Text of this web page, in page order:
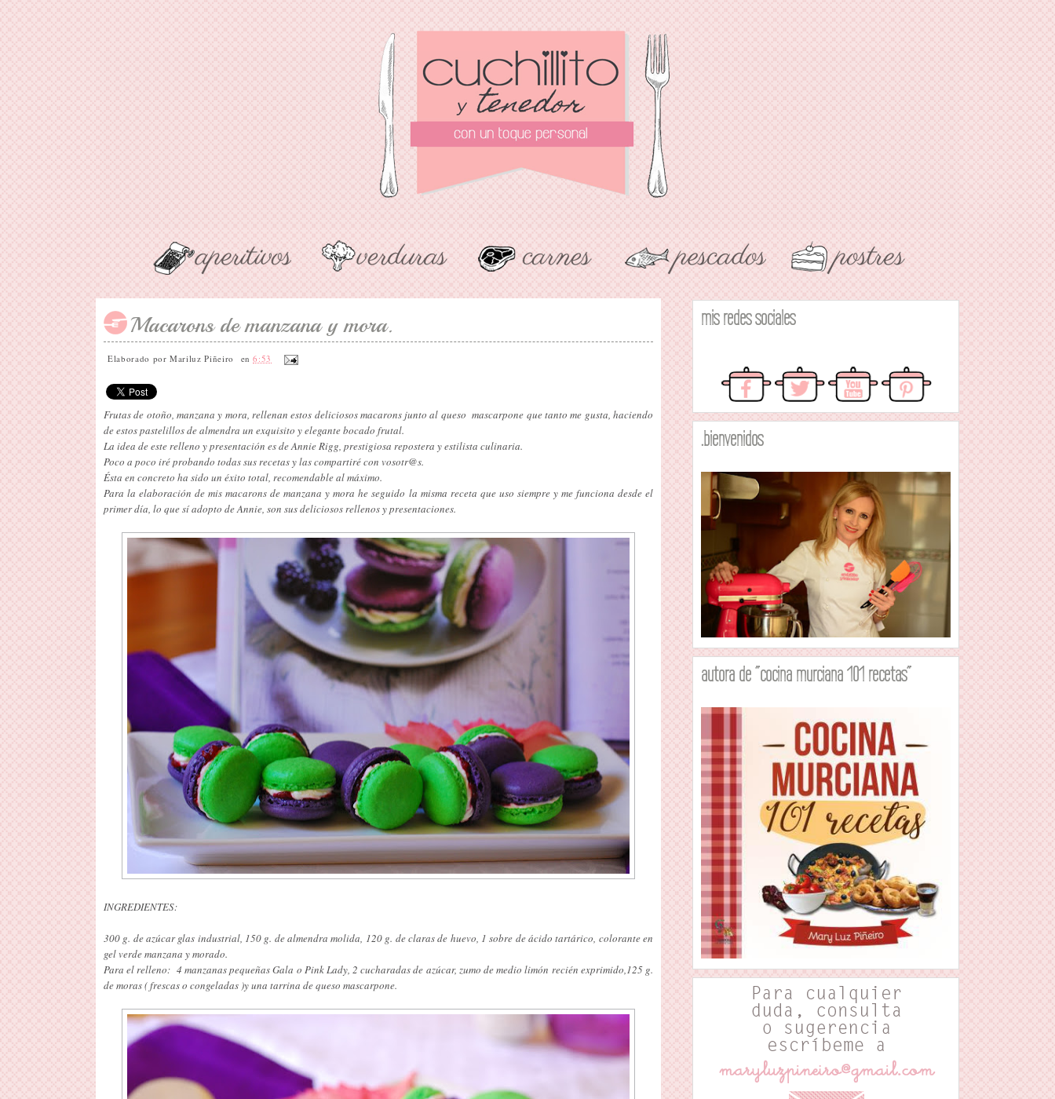
Macarons de manzana y mora.
Elaborado porMariluz Piñeiro en6:53
Frutas de otoño, manzana y mora, rellenan estos deliciosos macarons junto al queso mascarpone que tanto me gusta, haciendo
de estos pastelillos de almendra un exquisito y elegante bocado frutal.
La idea de este relleno y presentación es de Annie Rigg, prestigiosa repostera y estilista culinaria.
Poco a poco iré probando todas sus recetas y las compartiré con vosotr@s.
Ésta en concreto ha sido un éxito total, recomendable al máximo.
Para la elaboración de mis macarons de manzana y mora he seguido la misma receta que uso siempre y me funciona desde el
primer día, lo que sí adopto de Annie, son sus deliciosos rellenos y presentaciones.
INGREDIENTES:
300 g. de azúcar glas industrial, 150 g. de almendra molida, 120 g. de claras de huevo, 1 sobre de ácido tartárico, colorante en
gel verde manzana y morado.
Para el relleno: 4 manzanas pequeñas Gala o Pink Lady, 2 cucharadas de azúcar, zumo de medio limón recién exprimido,125 g.
de moras ( frescas o congeladas )y una tarrina de queso mascarpone.
mis redes sociales
.bienvenidos
autora de "cocina murciana 101 recetas"